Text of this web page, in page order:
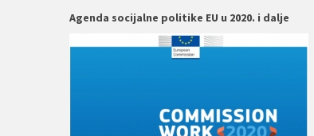
Agenda socijalne politike EU u 2020. i dalje